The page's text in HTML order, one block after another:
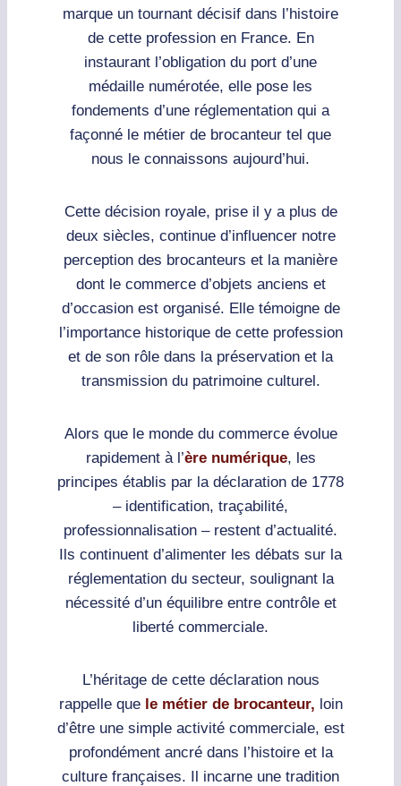
marque un tournant décisif dans l’histoire
de cette profession en France. En
instaurant l’obligation du port d’une
médaille numérotée, elle pose les
fondements d’une réglementation qui a
façonné le métier de brocanteur tel que
nous le connaissons aujourd’hui.
Cette décision royale, prise il y a plus de
deux siècles, continue d’influencer notre
perception des brocanteurs et la manière
dont le commerce d’objets anciens et
d’occasion est organisé. Elle témoigne de
l’importance historique de cette profession
et de son rôle dans la préservation et la
transmission du patrimoine culturel.
Alors que le monde du commerce évolue
rapidement à l’ère numérique, les
principes établis par la déclaration de 1778
– identification, traçabilité,
professionnalisation – restent d’actualité.
Ils continuent d’alimenter les débats sur la
réglementation du secteur, soulignant la
nécessité d’un équilibre entre contrôle et
liberté commerciale.
L’héritage de cette déclaration nous
rappelle que le métier de brocanteur, loin
d’être une simple activité commerciale, est
profondément ancré dans l’histoire et la
culture françaises. Il incarne une tradition